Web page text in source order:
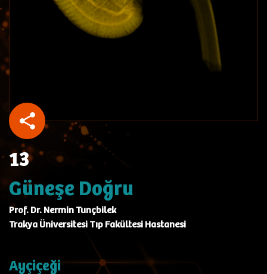
13
Güneşe Doğru
Prof. Dr. Nermin Tunçbilek
Trakya Üniversitesi Tıp Fakültesi Hastanesi
Ayçiçeği